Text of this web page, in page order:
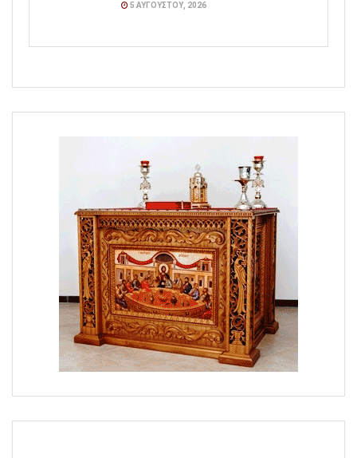
5 ΑΥΓΟΎΣΤΟΥ, 2026